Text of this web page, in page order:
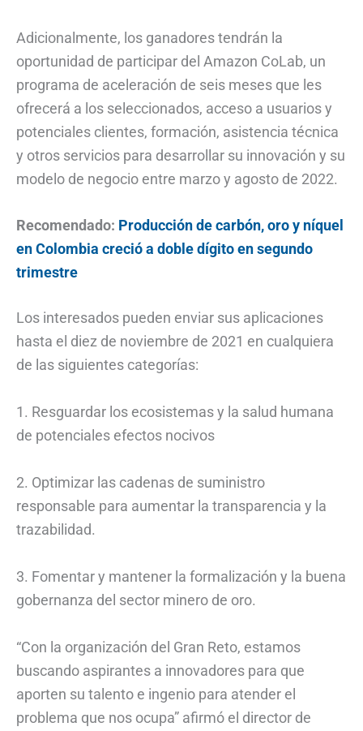
Adicionalmente, los ganadores tendrán la
oportunidad de participar del Amazon CoLab, un
programa de aceleración de seis meses que les
ofrecerá a los seleccionados, acceso a usuarios y
potenciales clientes, formación, asistencia técnica
y otros servicios para desarrollar su innovación y su
modelo de negocio entre marzo y agosto de 2022.
Recomendado: Producción de carbón, oro y níquel
en Colombia creció a doble dígito en segundo
trimestre
Los interesados pueden enviar sus aplicaciones
hasta el diez de noviembre de 2021 en cualquiera
de las siguientes categorías:
1. Resguardar los ecosistemas y la salud humana
de potenciales efectos nocivos
2. Optimizar las cadenas de suministro
responsable para aumentar la transparencia y la
trazabilidad.
3. Fomentar y mantener la formalización y la buena
gobernanza del sector minero de oro.
“Con la organización del Gran Reto, estamos
buscando aspirantes a innovadores para que
aporten su talento e ingenio para atender el
problema que nos ocupa” afirmó el director de